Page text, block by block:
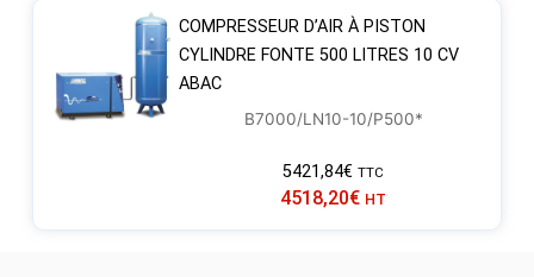
COMPRESSEUR D’AIR À PISTON
CYLINDRE FONTE 500 LITRES 10 CV
ABAC
B7000/LN10-10/P500*
5421,84€ TTC
4518,20€ HT